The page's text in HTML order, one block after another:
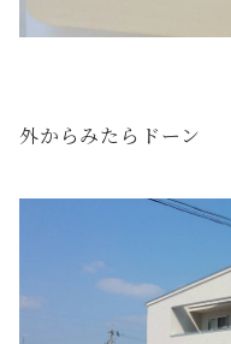
外からみたらドーン